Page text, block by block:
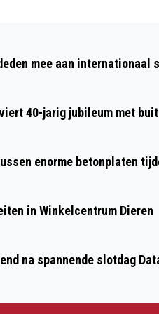
DE
mee aan internationaal
40-jarig jubileum met
enorme betonplaten
in Winkelcentrum Dieren
na spannende slotdag